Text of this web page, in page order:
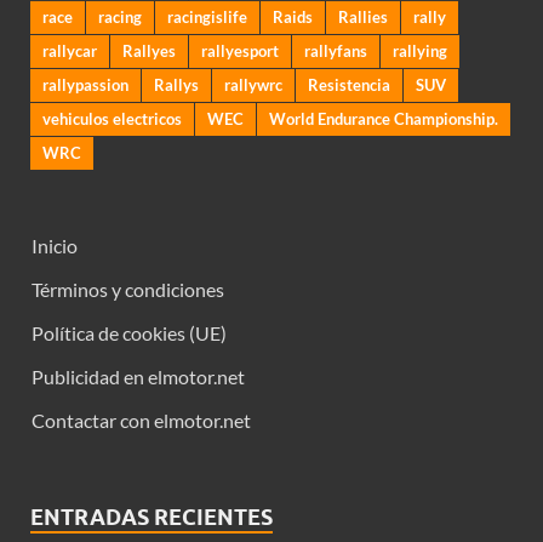
race
racing racingislife Raids Rallies
rally
rallycar
Rallyes rallyesport rallyfans
rallying
rallypassion
Rallys rallywrc Resistencia
SUV
vehiculos electricos
WEC
World Endurance Championship.
WRC
Inicio
Términos y condiciones
Política de cookies (UE)
Publicidad en elmotor.net
Contactar con elmotor.net
ENTRADAS RECIENTES